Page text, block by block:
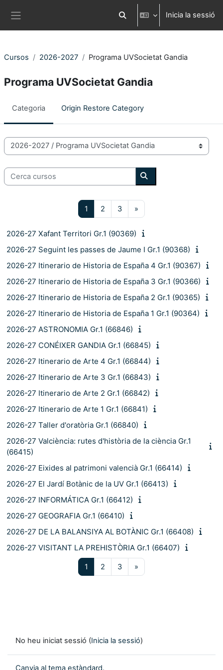
Commuta l'entrada de la cerca
Inicia la sessió
Cursos 2026-2027 Programa UVSocietat Gandia
Programa UVSocietat Gandia
Categoria Origin Restore Category
Categories de Cursos
Cerca cursos
Cerca cursos
1 Pàgina 1
2 Pàgina 2
3Pàgina 3
»
2026-27 Xafant Territori Gr.1 (90369)
2026-27 Seguint les passes de Jaume I Gr.1 (90368)
2026-27 Itinerario de Historia de España 4 Gr.1 (90367)
2026-27 Itinerario de Historia de España 3 Gr.1 (90366)
2026-27 Itinerario de Historia de España 2 Gr.1 (90365)
2026-27 Itinerario de Historia de España 1 Gr.1 (90364)
2026-27 ASTRONOMIA Gr.1 (66846)
2026-27 CONÉIXER GANDIA Gr.1 (66845)
2026-27 Itinerario de Arte 4 Gr.1 (66844)
2026-27 Itinerario de Arte 3 Gr.1 (66843)
2026-27 Itinerario de Arte 2 Gr.1 (66842)
2026-27 Itinerario de Arte 1 Gr.1 (66841)
2026-27 Taller d'oratòria Gr.1 (66840)
2026-27 Valciència: rutes d'història de la ciència Gr.1
(66415)
2026-27 Eixides al patrimoni valencià Gr.1 (66414)
2026-27 El Jardí Botànic de la UV Gr.1 (66413)
2026-27 INFORMÁTICA Gr.1 (66412)
2026-27 GEOGRAFIA Gr.1 (66410)
2026-27 DE LA BALANSIYA AL BOTÀNIC Gr.1 (66408)
2026-27 VISITANT LA PREHISTÒRIA Gr.1 (66407)
1 Pàgina 1
2 Pàgina 2
3Pàgina 3
»
No heu iniciat sessió (Inicia la sessió)
Canvia al tema estàndard.